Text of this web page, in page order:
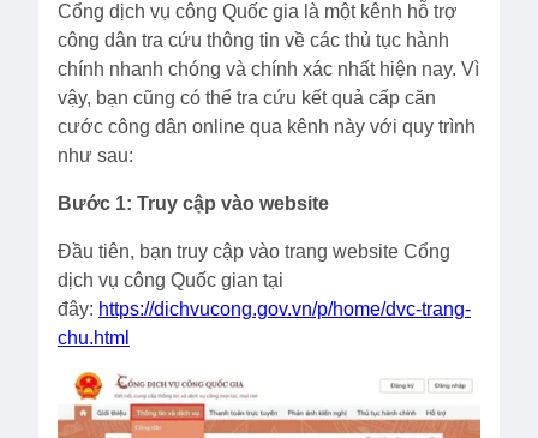
Cổng dịch vụ công Quốc gia là một kênh hỗ trợ
công dân tra cứu thông tin về các thủ tục hành
chính nhanh chóng và chính xác nhất hiện nay. Vì
vậy, bạn cũng có thể tra cứu kết quả cấp căn
cước công dân online qua kênh này với quy trình
như sau:
Bước 1: Truy cập vào website
Đầu tiên, bạn truy cập vào trang website Cổng
dịch vụ công Quốc gian tại
đây: https://dichvucong.gov.vn/p/home/dvc-trang-
chu.html